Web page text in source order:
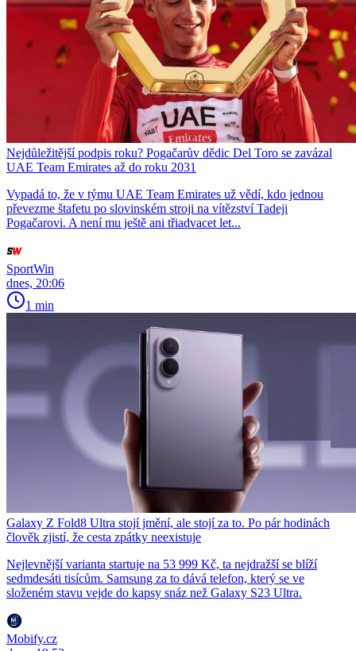
Nejdůležitější podpis roku? Pogačarův dědic Del Toro se zavázal
UAE Team Emirates až do roku 2031
Vypadá to, že v týmu UAE Team Emirates už vědí, kdo jednou
převezme štafetu po slovinském stroji na vítězství Tadeji
Pogačarovi. A není mu ještě ani třiadvacet let...
SportWin
dnes, 20:06
1 min
Galaxy Z Fold8 Ultra stojí jmění, ale stojí za to. Po pár hodinách
člověk zjistí, že cesta zpátky neexistuje
Nejlevnější varianta startuje na 53 999 Kč, ta nejdražší se blíží
sedmdesáti tisícům. Samsung za to dává telefon, který se ve
složeném stavu vejde do kapsy snáz než Galaxy S23 Ultra.
Mobify.cz